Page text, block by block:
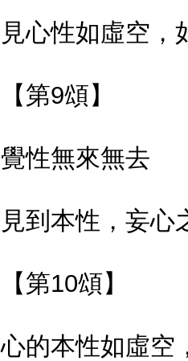
見心性如虛空，
【第9頌】
覺性無來無去
見到本性，妄心
【第10頌】
心的本性如虛空